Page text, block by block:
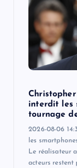
interdit les
tournage
2026-08-06
les
Le réalisateur
acteurs restent